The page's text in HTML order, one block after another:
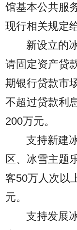
馆基本公共服
现行相关规定
新设立的
请固定资产贷
期银行贷款市
不超过贷款利
200万元。
支持新建
区、冰雪主题
客50万人次以
元。
支持发展